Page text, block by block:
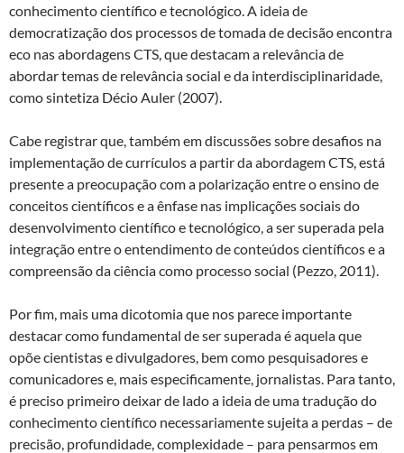
conhecimento científico e tecnológico. A ideia de
democratização dos processos de tomada de decisão encontra
eco nas abordagens CTS, que destacam a relevância de
abordar temas de relevância social e da interdisciplinaridade,
como sintetiza Décio Auler (2007).
Cabe registrar que, também em discussões sobre desafios na
implementação de currículos a partir da abordagem CTS, está
presente a preocupação com a polarização entre o ensino de
conceitos científicos e a ênfase nas implicações sociais do
desenvolvimento científico e tecnológico, a ser superada pela
integração entre o entendimento de conteúdos científicos e a
compreensão da ciência como processo social (Pezzo, 2011).
Por fim, mais uma dicotomia que nos parece importante
destacar como fundamental de ser superada é aquela que
opõe cientistas e divulgadores, bem como pesquisadores e
comunicadores e, mais especificamente, jornalistas. Para tanto,
é preciso primeiro deixar de lado a ideia de uma tradução do
conhecimento científico necessariamente sujeita a perdas – de
precisão, profundidade, complexidade – para pensarmos em